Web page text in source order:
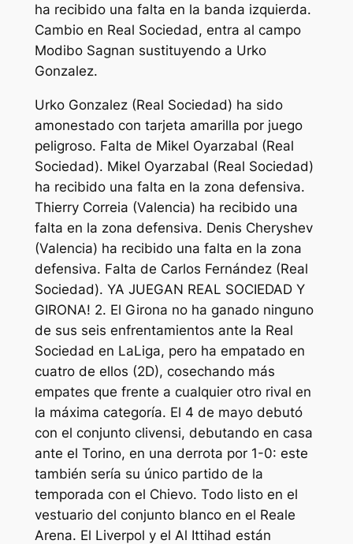
ha recibido una falta en la banda izquierda.
Cambio en Real Sociedad, entra al campo
Modibo Sagnan sustituyendo a Urko
Gonzalez.
Urko Gonzalez (Real Sociedad) ha sido
amonestado con tarjeta amarilla por juego
peligroso. Falta de Mikel Oyarzabal (Real
Sociedad). Mikel Oyarzabal (Real Sociedad)
ha recibido una falta en la zona defensiva.
Thierry Correia (Valencia) ha recibido una
falta en la zona defensiva. Denis Cheryshev
(Valencia) ha recibido una falta en la zona
defensiva. Falta de Carlos Fernández (Real
Sociedad). YA JUEGAN REAL SOCIEDAD Y
GIRONA! 2. El Girona no ha ganado ninguno
de sus seis enfrentamientos ante la Real
Sociedad en LaLiga, pero ha empatado en
cuatro de ellos (2D), cosechando más
empates que frente a cualquier otro rival en
la máxima categoría. El 4 de mayo debutó
con el conjunto clivensi, debutando en casa
ante el Torino, en una derrota por 1-0: este
también sería su único partido de la
temporada con el Chievo. Todo listo en el
vestuario del conjunto blanco en el Reale
Arena. El Liverpol y el Al Ittihad están